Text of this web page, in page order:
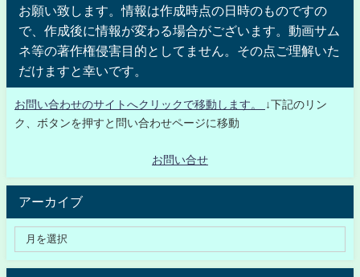
お願い致します。情報は作成時点の日時のものですの
で、作成後に情報が変わる場合がございます。動画サム
ネ等の著作権侵害目的としてません。その点ご理解いた
だけますと幸いです。
お問い合わせのサイトへクリックで移動します。
↓下記のリン
ク、ボタンを押すと問い合わせページに移動
お問い合せ
アーカイブ